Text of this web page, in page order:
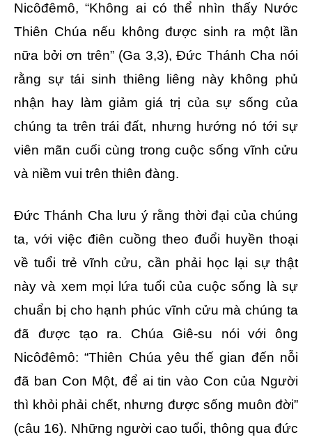
Nicôđêmô, “Không ai có thể nhìn thấy Nước
Thiên Chúa nếu không được sinh ra một lần
nữa bởi ơn trên” (Ga 3,3), Đức Thánh Cha nói
rằng sự tái sinh thiêng liêng này không phủ
nhận hay làm giảm giá trị của sự sống của
chúng ta trên trái đất, nhưng hướng nó tới sự
viên mãn cuối cùng trong cuộc sống vĩnh cửu
và niềm vui trên thiên đàng.
Đức Thánh Cha lưu ý rằng thời đại của chúng
ta, với việc điên cuồng theo đuổi huyền thoại
về tuổi trẻ vĩnh cửu, cần phải học lại sự thật
này và xem mọi lứa tuổi của cuộc sống là sự
chuẩn bị cho hạnh phúc vĩnh cửu mà chúng ta
đã được tạo ra. Chúa Giê-su nói với ông
Nicôđêmô: “Thiên Chúa yêu thế gian đến nỗi
đã ban Con Một, để ai tin vào Con của Người
thì khỏi phải chết, nhưng được sống muôn đời”
(câu 16). Những người cao tuổi, thông qua đức